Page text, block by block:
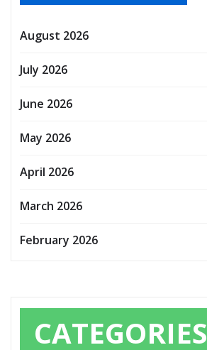
August 2026
July 2026
June 2026
May 2026
April 2026
March 2026
February 2026
CATEGORIES